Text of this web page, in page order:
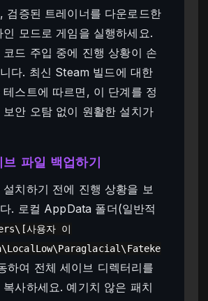
검증된 트레이너를 다운로드한
모드로 게임을 실행하세요.
코드 주입 중에 진행 상황이 손
다. 최신 Steam 빌드에 대한
테스트에 따르면, 이 단계를 정
보안 오탐 없이 원활한 설치가
브 파일 백업하기
설치하기 전에 진행 상황을 보
. 로컬 AppData 폴더(일반적
사용자 이
하여 전체 세이브 디렉터리를
사하세요. 예기치 않은 패치